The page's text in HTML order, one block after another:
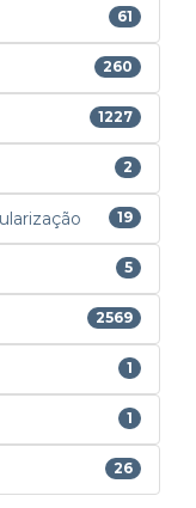
61
260
1227
2
19
5
2569
1
1
26